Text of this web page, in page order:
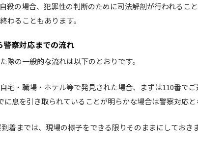
殺の場合、犯罪性の判断のために司法解剖が行われるこ
わることもあります。
警察対応までの流れ
際の一般的な流れは以下のとおりです。
自宅・職場・ホテル等で発見された場合、まずは110番で
に息を引き取られていることが明らかな場合は警察対応と
到着までは、現場の様子をできる限りそのままにしておき